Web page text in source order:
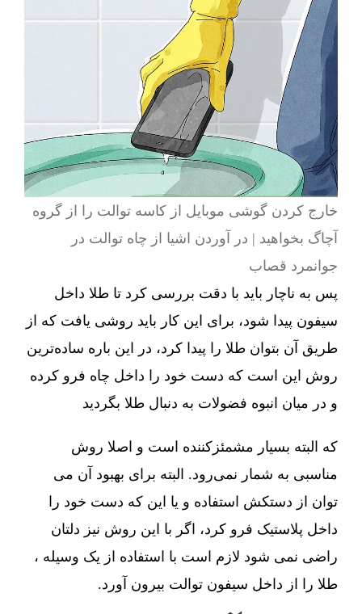
خارج کردن گوشی موبایل از کاسه توالت را از گروه
آچاگ بخواهید | در آوردن اشیا از چاه توالت در
جوانمرد قصاب
پس به ناچار باید با دقت بررسی کرد تا طلا داخل
سیفون پیدا شود، برای این کار باید روشی یافت که از
طریق آن بتوان طلا را پیدا کرد، در این باره ساده‌ترین
روش این است که دست خود را داخل چاه فرو کرده
و در میان انبوه فضولات به دنبال طلا بگردید
که البته بسیار مشمئزکننده است و اصلا روش
مناسبی به شمار نمی‌رود. البته برای بهبود آن می
توان از دستکش استفاده و یا این که دست خود را
داخل پلاستیک فرو کرد، اگر با این روش نیز دلتان
راضی نمی شود لازم است با استفاده از یک وسیله ،
طلا را از داخل سیفون توالت بیرون آورد.